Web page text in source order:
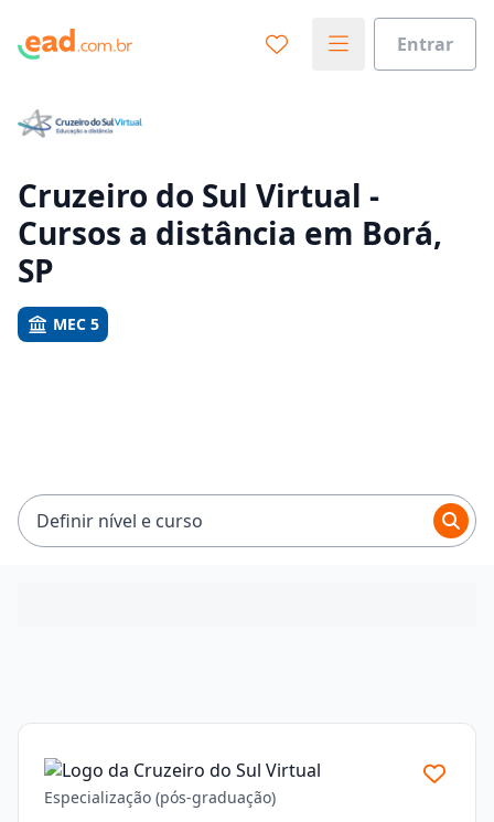
Entrar
Vamos te guiar no caminho ideal para seus estudos
Cruzeiro do Sul Virtual -
Cursos a distância em Borá,
SP
MEC 5
Definir nível e curso
Especialização (pós-graduação)